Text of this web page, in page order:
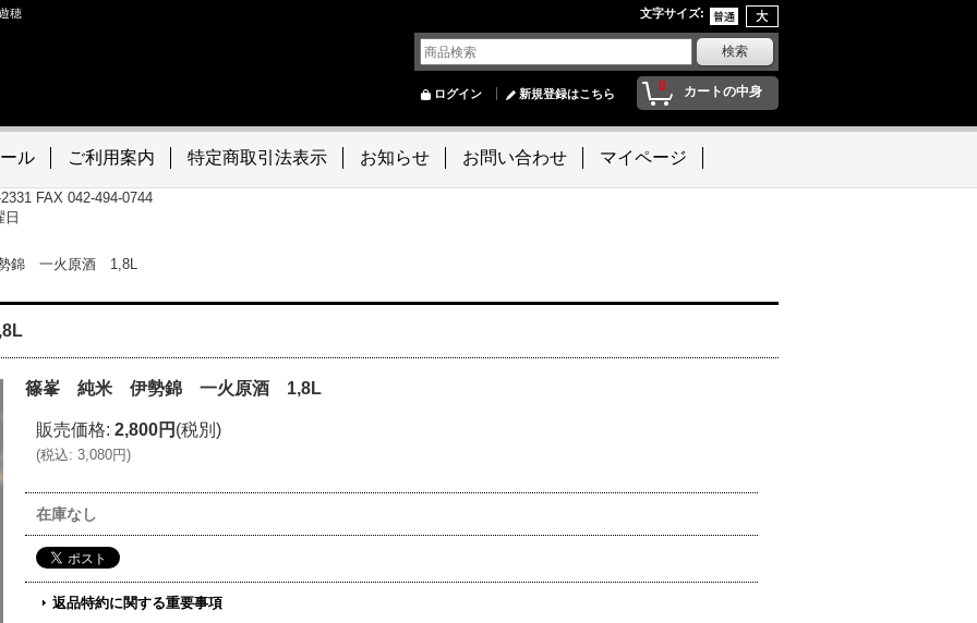
穂 文字サイズ:
0 カートの中身
ログイン 新規登録はこちら
ル ご利用案内 特定商取引法表示 お知らせ お問い合わせ マイページ
2331 FAX 042-494-0744
錦 一火原酒 1,8L
篠峯 純米 伊勢錦 一火原酒 1,8L
販売価格: 2,800円 (税別)
(税込: 3,080円)
在庫なし
返品特約に関する重要事項